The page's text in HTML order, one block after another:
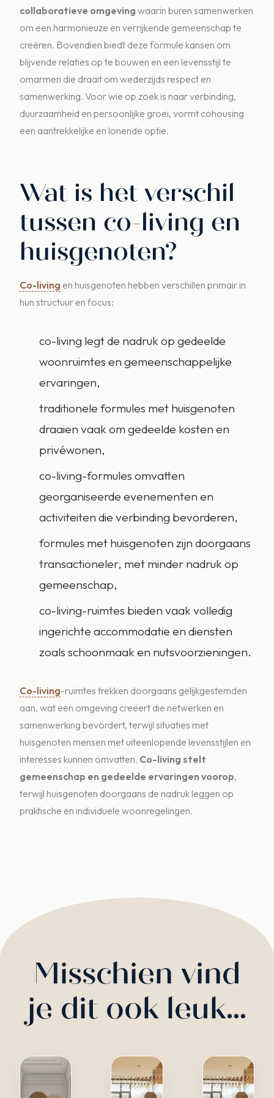
collaboratieve omgeving waarin buren samenwerken
om een harmonieuze en verrijkende gemeenschap te
creëren. Bovendien biedt deze formule kansen om
blijvende relaties op te bouwen en een levensstijl te
omarmen die draait om wederzijds respect en
samenwerking. Voor wie op zoek is naar verbinding,
duurzaamheid en persoonlijke groei, vormt cohousing
een aantrekkelijke en lonende optie.
Wat is het verschil
tussen co-living en
huisgenoten?
Co-living en huisgenoten hebben verschillen primair in
hun structuur en focus:
co-living legt de nadruk op gedeelde
woonruimtes en gemeenschappelijke
ervaringen,
traditionele formules met huisgenoten
draaien vaak om gedeelde kosten en
privéwonen,
co-living-formules omvatten
georganiseerde evenementen en
activiteiten die verbinding bevorderen,
formules met huisgenoten zijn doorgaans
transactioneler, met minder nadruk op
gemeenschap,
co-living-ruimtes bieden vaak volledig
ingerichte accommodatie en diensten
zoals schoonmaak en nutsvoorzieningen.
Co-living-ruimtes trekken doorgaans gelijkgestemden
aan, wat een omgeving creëert die netwerken en
samenwerking bevordert, terwijl situaties met
huisgenoten mensen met uiteenlopende levensstijlen en
interesses kunnen omvatten. Co-living stelt
gemeenschap en gedeelde ervaringen voorop,
terwijl huisgenoten doorgaans de nadruk leggen op
praktische en individuele woonregelingen.
Misschien vind
je dit ook leuk…